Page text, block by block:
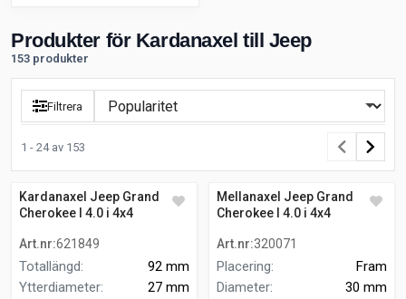
Produkter för Kardanaxel till Jeep
153 produkter
Filtrera
1 - 24 av 153
Kardanaxel Jeep Grand
Cherokee I 4.0 i 4x4
Art.nr:621849
Totallängd:
92 mm
Ytterdiameter: 27 mm
Mellanaxel Jeep Grand
Cherokee I 4.0 i 4x4
Art.nr:320071
Placering:
Fram
Diameter:
30 mm